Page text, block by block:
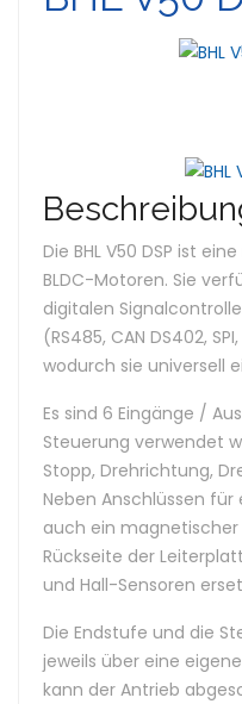
Die BHL V50 DSP ist
BLDC-Motoren. Sie
digitalen
(RS485, CAN DS402,
wodurch sie universell
Es sind 6 Eingänge /
Steuerung verwendet
Stopp, Drehrichtung,
Neben Anschlüssen
auch ein
Rückseite der
und Hall-Sensoren
Die Endstufe und die
jeweils über eine
kann der Antrieb